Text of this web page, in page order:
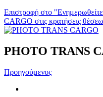
Επιστροφή στο
CARGO στις κρατήσεις
PHOTO TRANS
Προηγούμενος